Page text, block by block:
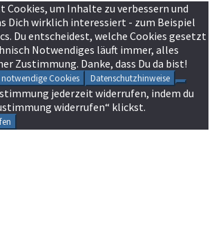
Cookies, um Inhalte zu verbessern und
Dich wirklich interessiert - zum Beispiel
Du entscheidest, welche Cookies gesetzt
Notwendiges läuft immer, alles
Zustimmung. Danke, dass Du da bist!
notwendige Cookies Datenschutzhinweise
jederzeit widerrufen, indem du
widerrufen“ klickst.